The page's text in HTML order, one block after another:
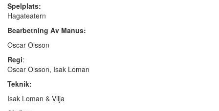
Spelplats:
Hagateatern
Bearbetning Av Manus:
Oscar Olsson
Regi:
Oscar Olsson, Isak Loman
Teknik:
Isak Loman & Vilja